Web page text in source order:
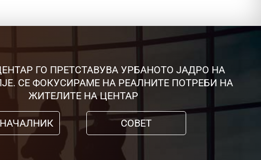
ГО ПРЕТСТАВУВА УРБАНОТО ЈАДРО НА
СЕ ФОКУСИРАМЕ НА РЕАЛНИТЕ ПОТРЕБИ НА
ЖИТЕЛИТЕ НА ЦЕНТАР
СОВЕТ